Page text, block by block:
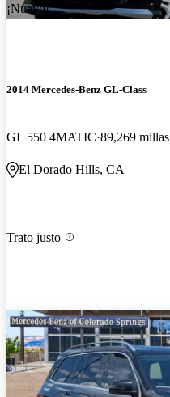
¡Nuevo!
2014 Mercedes-Benz GL-Class
GL 550 4MATIC 89,269 millas
El Dorado Hills, CA
Trato justo